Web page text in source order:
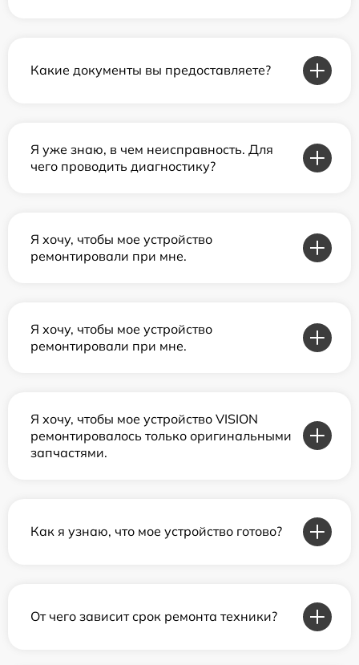
Какие документы вы предоставляете?
Я уже знаю, в чем неисправность. Для
чего проводить диагностику?
Я хочу, чтобы мое устройство
ремонтировали при мне.
Я хочу, чтобы мое устройство
ремонтировали при мне.
Я хочу, чтобы мое устройство VISION
ремонтировалось только оригинальными
запчастями.
Как я узнаю, что мое устройство готово?
От чего зависит срок ремонта техники?